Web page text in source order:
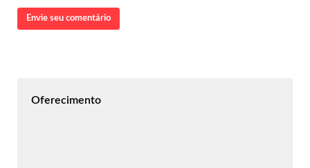
Envie seu comentário
Oferecimento